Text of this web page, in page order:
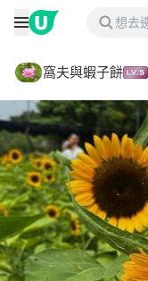
窩夫與蝦子餅